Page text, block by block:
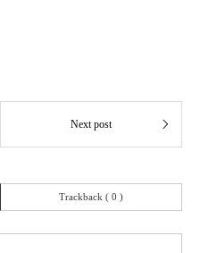
Trackback ( 0 )